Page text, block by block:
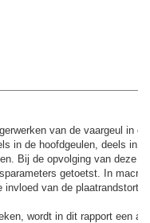
van de vaargeul in
in de hoofdgeulen, deels in
Bij de opvolging van deze
getoetst. In
van de
wordt in dit rapport een